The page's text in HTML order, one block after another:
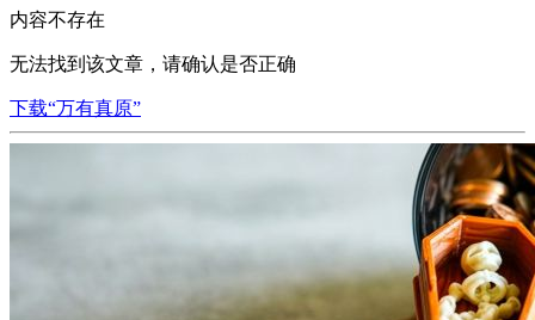
内容不存在
无法找到该文章，请确认是否正确
下载“万有真原”